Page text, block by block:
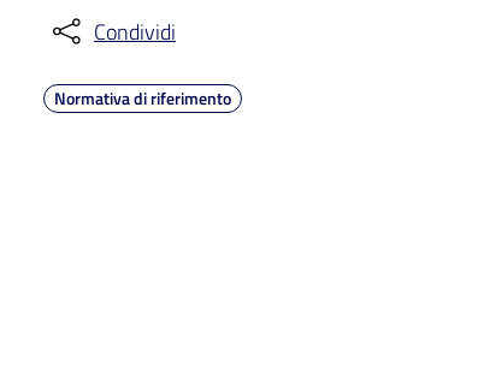
Condividi
Normativa di riferimento